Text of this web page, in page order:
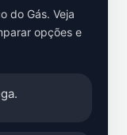
do Gás. Veja
opções e